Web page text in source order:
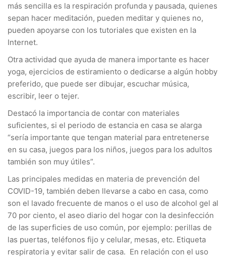
más sencilla es la respiración profunda y pausada, quienes
sepan hacer meditación, pueden meditar y quienes no,
pueden apoyarse con los tutoriales que existen en la
Internet.
Otra actividad que ayuda de manera importante es hacer
yoga, ejercicios de estiramiento o dedicarse a algún hobby
preferido, que puede ser dibujar, escuchar música,
escribir, leer o tejer.
Destacó la importancia de contar con materiales
suficientes, si el periodo de estancia en casa se alarga
“sería importante que tengan material para entretenerse
en su casa, juegos para los niños, juegos para los adultos
también son muy útiles”.
Las principales medidas en materia de prevención del
COVID-19, también deben llevarse a cabo en casa, como
son el lavado frecuente de manos o el uso de alcohol gel al
70 por ciento, el aseo diario del hogar con la desinfección
de las superficies de uso común, por ejemplo: perillas de
las puertas, teléfonos fijo y celular, mesas, etc. Etiqueta
respiratoria y evitar salir de casa. En relación con el uso